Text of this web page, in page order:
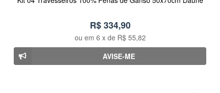
R$ 334,90
ou em 6 x de R$ 55,82
AVISE-ME